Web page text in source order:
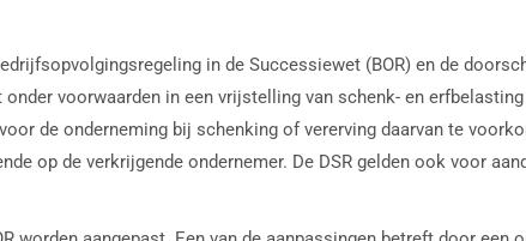
in de Successiewet (BOR) en de
voorwaarden in een vrijstelling van schenk- en
de onderneming bij schenking of vererving daarvan te
op de verkrijgende ondernemer. De DSR gelden ook voor